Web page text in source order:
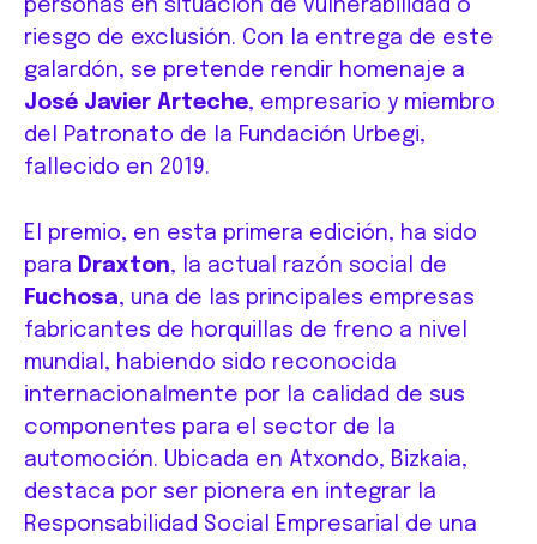
personas en situación de vulnerabilidad o
riesgo de exclusión. Con la entrega de este
galardón, se pretende rendir homenaje a
José Javier Arteche, empresario y miembro
del Patronato de la Fundación Urbegi,
fallecido en 2019.
El premio, en esta primera edición, ha sido
para Draxton, la actual razón social de
Fuchosa, una de las principales empresas
fabricantes de horquillas de freno a nivel
mundial, habiendo sido reconocida
internacionalmente por la calidad de sus
componentes para el sector de la
automoción. Ubicada en Atxondo, Bizkaia,
destaca por ser pionera en integrar la
Responsabilidad Social Empresarial de una